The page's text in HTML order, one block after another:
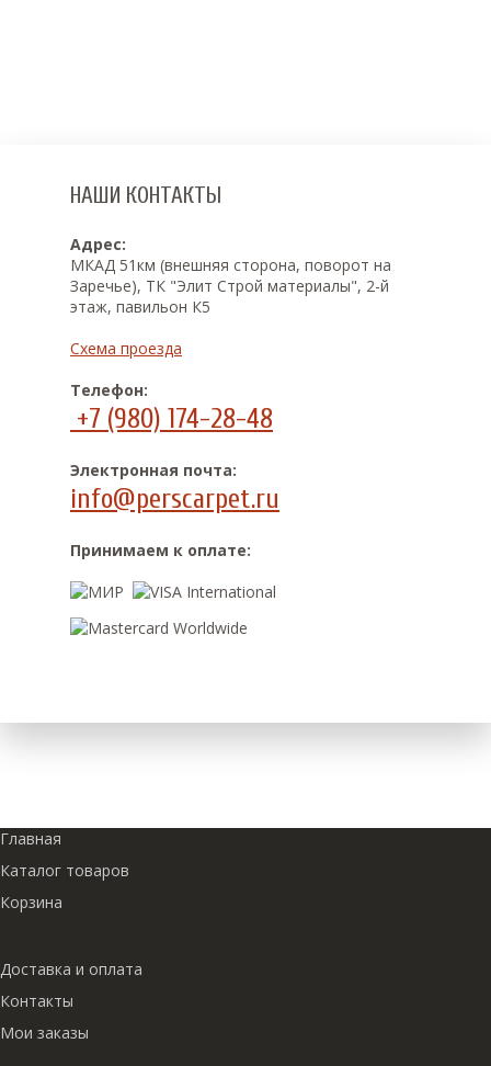
НАШИ КОНТАКТЫ
Адрес:
МКАД 51км (внешняя сторона, поворот на
Заречье), ТК "Элит Строй материалы", 2-й
этаж, павильон К5
Схема проезда
Телефон:
+7 (980) 174-28-48
Электронная почта:
info@perscarpet.ru
Принимаем к оплате:
Главная
Каталог товаров
Корзина
Доставка и оплата
Контакты
Мои заказы